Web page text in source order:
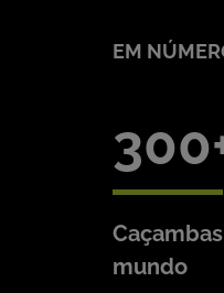
EM
300
mundo